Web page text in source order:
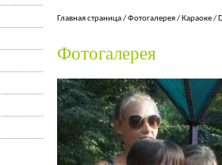
Главная страница/Фотогалерея/ Караоке/
Фотогалерея